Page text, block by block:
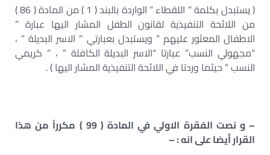
( يستبدل بكلمة ” اللقطاء ” الواردة بالبند ( 1 ) من المادة ( 86 )
من اللائحة التنفيذية لقانون الطفل المشار اليها عبارة ”
الاطفال المعثور عليهم ” ويستبدل بعبارتي ” الاسر البديلة ” ،
“مجهولي النسب” عبارتا “الاسر البديلة الكافلة ” ، ” كريمي
النسب ” حيثما وردتا في اللائحة التنفيذية المشار اليها ) .
– و نصت الفقرة الاولي في المادة ( 99 ) مكرراً من هذا
القرار أيضا على انه : –